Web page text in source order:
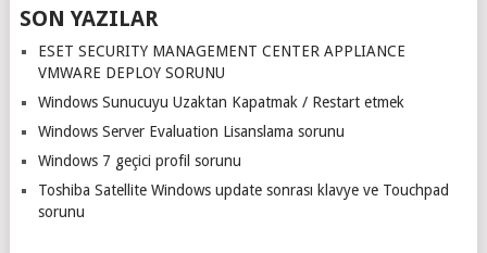
SON YAZILAR
ESET SECURITY MANAGEMENT CENTER APPLIANCE
VMWARE DEPLOY SORUNU
Windows Sunucuyu Uzaktan Kapatmak / Restart etmek
Windows Server Evaluation Lisanslama sorunu
Windows 7 geçici profil sorunu
Toshiba Satellite Windows update sonrası klavye ve Touchpad
sorunu